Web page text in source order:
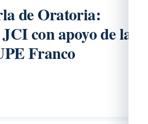
de Oratoria:
con apoyo de la
Franco